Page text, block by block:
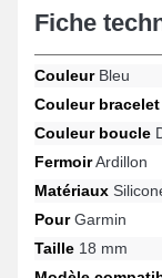
Garmin s'intègre
compatibles de
Fiche
CouleurBleu
Couleur bracelet
Couleur boucle
FermoirArdillon
Matériaux
PourGarmin
Taille 18 mm